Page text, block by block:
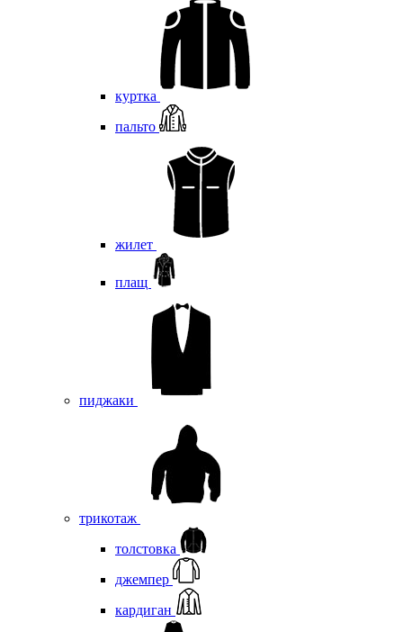
куртка
пальто
жилет
плащ
пиджаки
трикотаж
толстовка
джемпер
кардиган